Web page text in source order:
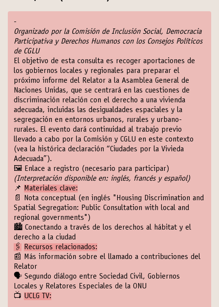
-
Organizado por la Comisión de Inclusión Social, Democracia
Participativa y Derechos Humanos con los Consejos Políticos
de CGLU
El objetivo de esta consulta es recoger aportaciones de
los gobiernos locales y regionales para preparar el
próximo informe del Relator a la Asamblea General de
Naciones Unidas, que se centrará en las cuestiones de
discriminación relación con el derecho a una vivienda
adecuada, incluidas las desigualdades espaciales y la
segregación en entornos urbanos, rurales y urbano-
rurales. El evento dará continuidad al trabajo previo
llevado a cabo por la Comisión y CGLU en este contexto
(vea la histórica declaración “Ciudades por la Vivieda
Adecuada”).
🖼️ Enlace a registro (necesario para participar)
(Interpretación disponible en: inglés, francés y español)
📌
Materiales clave:
📄
Nota conceptual (en inglés "Housing Discrimination and
Spatial Segregation: Public Consultation with local and
regional governments")
🏙 Conectando a través de los derechos al hábitat y el
derecho a la ciudad
🖇
Recursos relacionados:
📰
Más información sobre el llamado a contribuciones del
Relator
🗣 Segundo diálogo entre Sociedad Civil, Gobiernos
Locales y Relatores Especiales de la ONU
📺 UCLG TV: